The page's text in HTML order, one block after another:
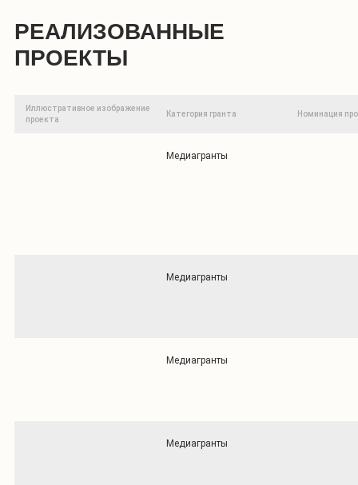
РЕАЛИЗОВАННЫЕ
ПРОЕКТЫ
Иллюстративное изображение
проекта
Категория гранта Номинация
Медиагранты
Медиагранты
Медиагранты
Медиагранты